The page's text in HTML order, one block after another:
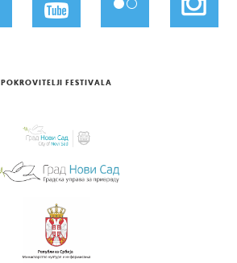
POKROVITELJI FESTIVALA